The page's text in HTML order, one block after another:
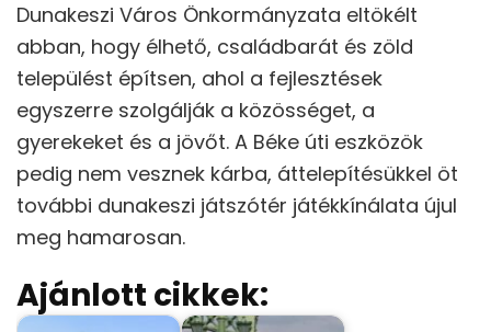
Dunakeszi Város Önkormányzata eltökélt
abban, hogy élhető, családbarát és zöld
települést építsen, ahol a fejlesztések
egyszerre szolgálják a közösséget, a
gyerekeket és a jövőt. A Béke úti eszközök
pedig nem vesznek kárba, áttelepítésükkel öt
további dunakeszi játszótér játékkínálata újul
meg hamarosan.
Ajánlott cikkek: